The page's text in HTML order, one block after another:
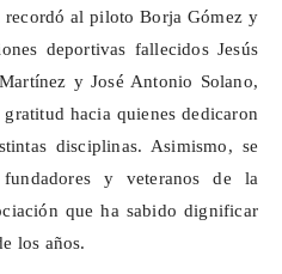
recordó al piloto Borja Gómez y
deportivas fallecidos Jesús
y José Antonio Solano,
hacia quienes dedicaron
disciplinas. Asimismo, se
y veteranos de la
que ha sabido dignificar
los años.